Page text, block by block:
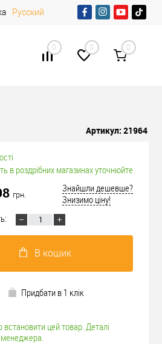
Русский
0 0 0
Артикул: 21964
в роздрібних магазинах уточнюйте
грн.
Знайшли дешевше?
Знизимо ціну!
В кошик
Придбати в 1 клік
цей товар. Деталі
менеджера.